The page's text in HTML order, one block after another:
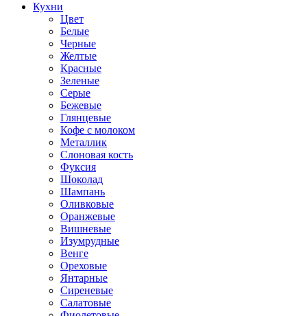
Кухни
Цвет
Белые
Черные
Желтые
Красные
Зеленые
Серые
Бежевые
Глянцевые
Кофе с молоком
Металлик
Слоновая кость
Фуксия
Шоколад
Шампань
Оливковые
Оранжевые
Вишневые
Изумрудные
Венге
Ореховые
Янтарные
Сиреневые
Салатовые